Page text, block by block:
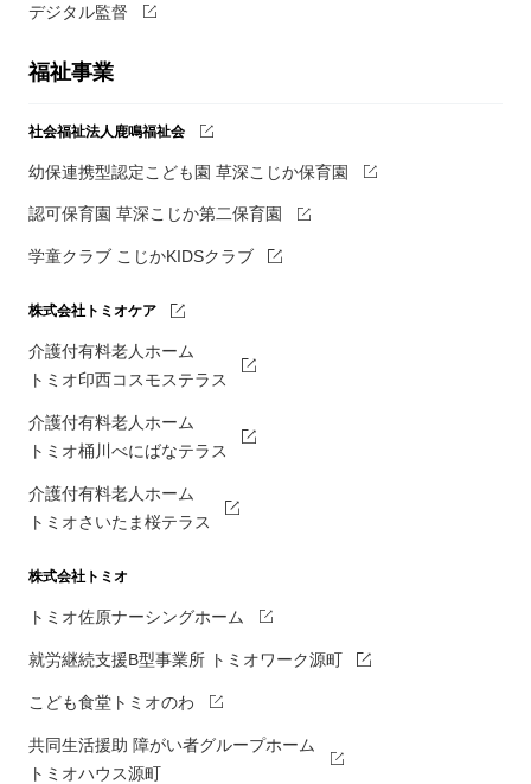
デジタル監督
福祉事業
社会福祉法人鹿鳴福祉会
幼保連携型認定こども園 草深こじか保育園
認可保育園 草深こじか第二保育園
学童クラブ こじかKIDSクラブ
株式会社トミオケア
介護付有料老人ホーム
トミオ印西コスモステラス
介護付有料老人ホーム
トミオ桶川べにばなテラス
介護付有料老人ホーム
トミオさいたま桜テラス
株式会社トミオ
トミオ佐原ナーシングホーム
就労継続支援B型事業所 トミオワーク源町
こども食堂トミオのわ
共同生活援助 障がい者グループホーム
トミオハウス源町